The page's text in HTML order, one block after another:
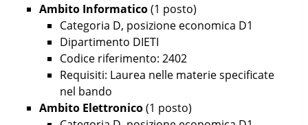
Ambito Informatico(1 posto)
Categoria D, posizione economica D1
Dipartimento DIETI
Codice riferimento: 2402
Requisiti: Laurea nelle materie specificate
nel bando
Ambito Elettronico(1 posto)